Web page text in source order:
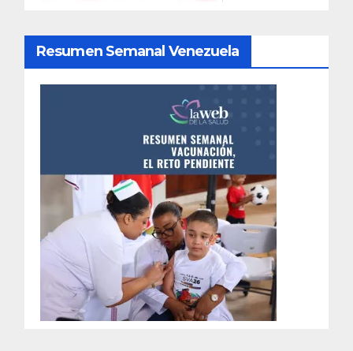
Resumen Semanal Venezuela